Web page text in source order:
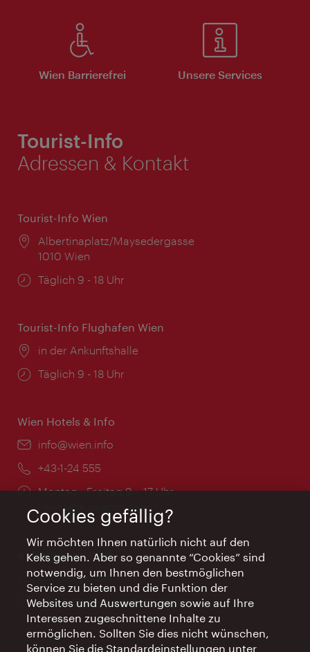
Wien Barrierefrei Unsere Services
Tourist-Info
Adressen & Kontakt
Tourist-Info Wien
Ort:
Albertinaplatz/Maysedergasse
1010 Wien
Öffnungszeiten:
Täglich 9 - 18 Uhr
Tourist-Info Flughafen Wien
Ort:
in der Ankunftshalle
Öffnungszeiten:
Täglich 9 - 18 Uhr
Wien Hotels & Info
Email:
info@wien.info
Telefon:
+43-1-24 555
Öffnungszeiten:
Montag - Freitag 9 – 17 Uhr
Feiertags geschlossen
AI Concierge Wien
Ort:
concierge.wien.info
Öffnungszeiten:
Informationen rund um die Uhr
Cookies gefällig?
Wir möchten Ihnen natürlich nicht auf den
Keks gehen. Aber so genannte “Cookies” sind
notwendig, um Ihnen den bestmöglichen
Service zu bieten und die Funktion der
Websites und Auswertungen sowie auf Ihre
Interessen zugeschnittene Inhalte zu
ermöglichen. Sollten Sie dies nicht wünschen,
können Sie die Standardeinstellungen unter